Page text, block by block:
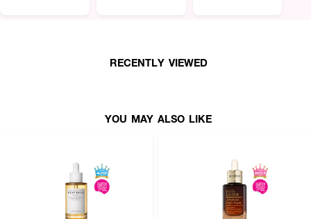
● Hyaluronic Acid 8 ชนิด ช่วยเติมเต็มและกักเก็บความชุ่มชื้นให้กับผิวได้ตลอดทั้ง
RECENTLY VIEWED
YOU MAY ALSO LIKE